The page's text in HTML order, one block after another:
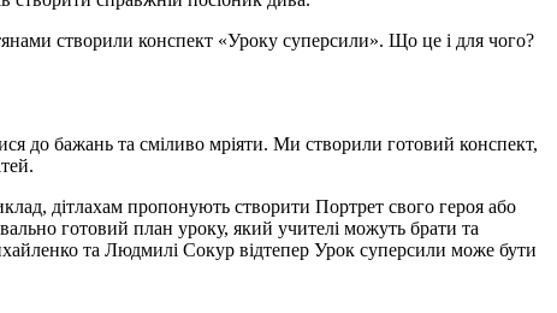
створили конспект «Уроку суперсили». Що це і для чого?
до бажань та сміливо мріяти. Ми створили готовий конспект,
дітлахам пропонують створити Портрет свого героя або
готовий план уроку, який учителі можуть брати та
та Людмилі Сокур відтепер Урок суперсили може бути